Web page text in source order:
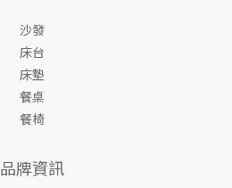
沙發
床台
床墊
餐桌
餐椅
品牌資訊